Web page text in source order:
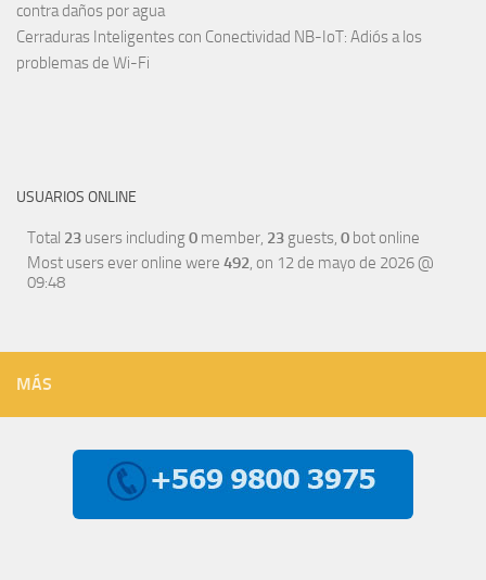
contra daños por agua
Cerraduras Inteligentes con Conectividad NB-IoT: Adiós a los
problemas de Wi-Fi
USUARIOS ONLINE
Total 23 users including0 member, 23 guests, 0 bot online
Most users ever online were 492, on 12 de mayo de 2026 @
09:48
MÁS